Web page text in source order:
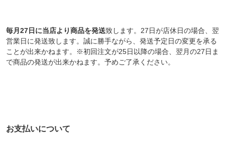
毎月27日に当店より商品を発送致します。27日が店休日の場合、翌
営業日に発送致します。誠に勝手ながら、発送予定日の変更を承る
ことが出来かねます。※初回注文が25日以降の場合、翌月の27日ま
で商品の発送が出来かねます。予めご了承ください。
お支払いについて